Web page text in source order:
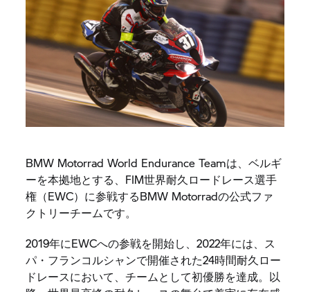
BMW Motorrad World Endurance Teamは、ベルギ
ーを本拠地とする、FIM世界耐久ロードレース選手
権（EWC）に参戦するBMW Motorradの公式ファ
クトリーチームです。
2019年にEWCへの参戦を開始し、2022年には、ス
パ・フランコルシャンで開催された24時間耐久ロー
ドレースにおいて、チームとして初優勝を達成。以